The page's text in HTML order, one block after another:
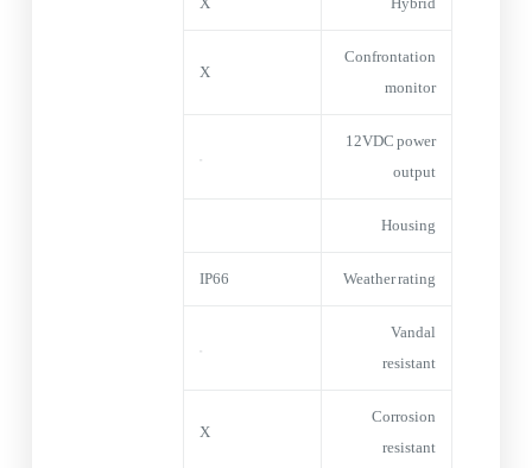
Confrontation
monitor
X
12VDC power
output
–
Housing
Weather rating
Vandal
resistant
–
Corrosion
resistant
X